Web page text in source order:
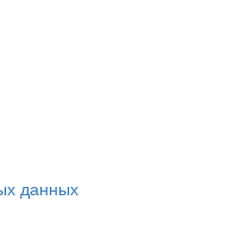
данных